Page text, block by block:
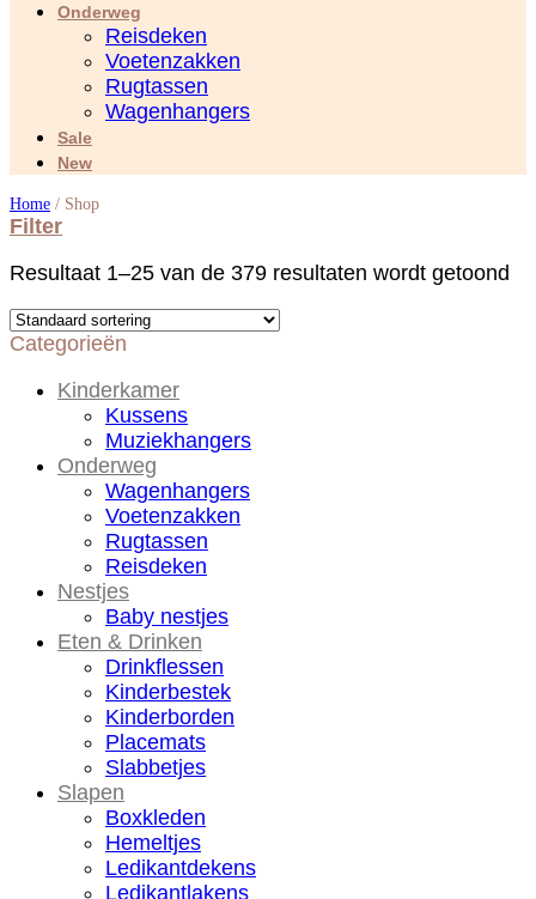
Onderweg
Reisdeken
Voetenzakken
Rugtassen
Wagenhangers
Sale
New
Home / Shop
Filter
Resultaat 1–25 van de 379 resultaten wordt getoond
Categorieën
Kinderkamer
Kussens
Muziekhangers
Onderweg
Wagenhangers
Voetenzakken
Rugtassen
Reisdeken
Nestjes
Baby nestjes
Eten & Drinken
Drinkflessen
Kinderbestek
Kinderborden
Placemats
Slabbetjes
Slapen
Boxkleden
Hemeltjes
Ledikantdekens
Ledikantlakens